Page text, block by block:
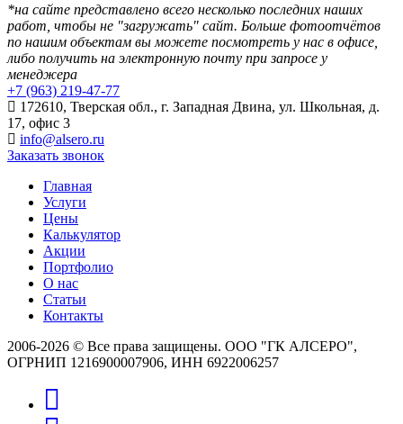
*на сайте представлено всего несколько последних наших
работ, чтобы не "загружать" сайт. Больше фотоотчётов
по нашим объектам вы можете посмотреть у нас в офисе,
либо получить на электронную почту при запросе у
менеджера
+7 (963) 219-47-77
172610, Тверская обл., г. Западная Двина, ул. Школьная, д.
17, офис 3
info@alsero.ru
Заказать звонок
Главная
Услуги
Цены
Калькулятор
Акции
Портфолио
О нас
Статьи
Контакты
2006-2026 © Все права защищены. ООО "ГК АЛСЕРО",
ОГРНИП 1216900007906, ИНН 6922006257